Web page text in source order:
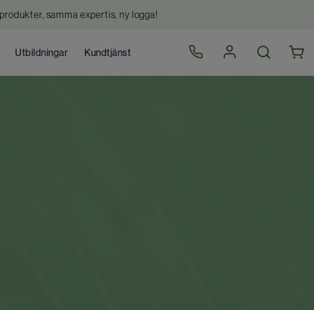
samma expertis, ny logga!
Utbildningar Kundtjänst